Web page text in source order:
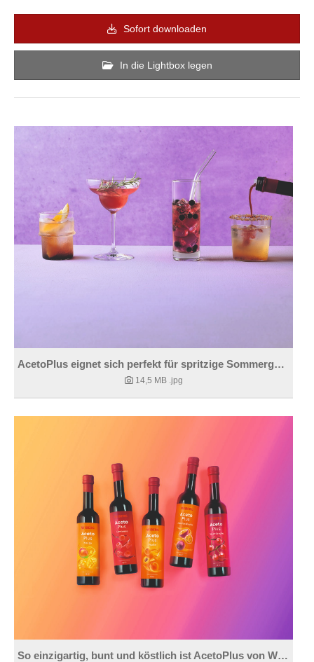
Sofort downloaden
In die Lightbox legen
AcetoPlus eignet sich perfekt für spritzige Sommergetränke und Mocktails.
14,5 MB .jpg
So einzigartig, bunt und köstlich ist AcetoPlus von WIBERG.